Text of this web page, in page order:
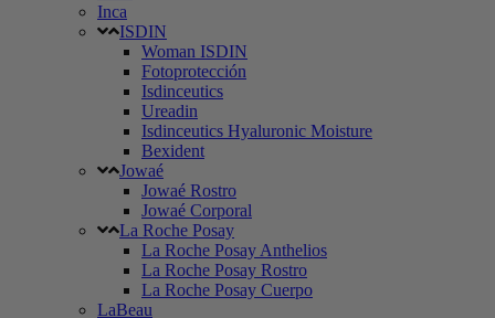
Inca
ISDIN
Woman ISDIN
Fotoprotección
Isdinceutics
Ureadin
Isdinceutics Hyaluronic Moisture
Bexident
Jowaé
Jowaé Rostro
Jowaé Corporal
La Roche Posay
La Roche Posay Anthelios
La Roche Posay Rostro
La Roche Posay Cuerpo
LaBeau